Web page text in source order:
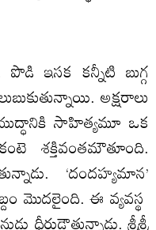
పొడి ఇసక కన్నీటి బుగ్గ
అక్షరాలు
సాహిత్యమూ ఒక
శక్తివంతమౌతూంది.
‘దందహ్యమాన’
మొదలైంది. ఈ వ్యవస్థ
ధీరుడౌతున్నాడు. శ్రీశ్రీ